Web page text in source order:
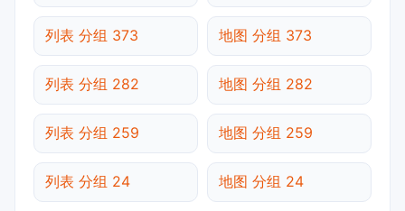
列表 分组 373 地图 分组 373
列表 分组 282 地图 分组 282
列表 分组 259 地图 分组 259
列表 分组 24 地图 分组 24